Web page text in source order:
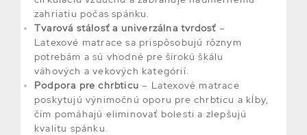
zahriatiu počas spánku.
Tvarová stálosť a univerzálna tvrdosť –
Latexové matrace sa prispôsobujú rôznym
potrebám a sú vhodné pre širokú škálu
váhových a vekových kategórií.
Podpora pre chrbticu – Latexové matrace
poskytujú výnimočnú oporu pre chrbticu a kĺby,
čím pomáhajú eliminovať bolesti a zlepšujú
kvalitu spánku.